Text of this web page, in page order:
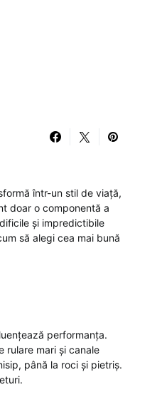
într-un stil de viață,
doar o componentă a
și impredictibile
să alegi cea mai bună
performanța.
rulare mari și canale
până la roci și pietriș.